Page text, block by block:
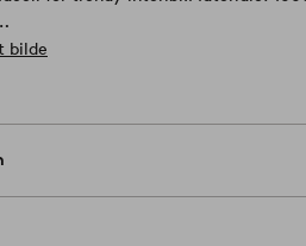
(kun med petroleum
bilde